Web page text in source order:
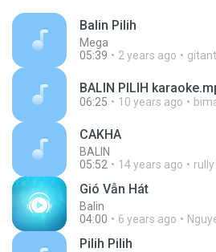
Balin Pilih
Mega
05:39
2 years ago
BALIN PILIH
06:25 10 years ago
CAKHA
BALIN
05:52
14 years ago rully
Gió Vẫn Hát
Balin
04:00
6 years ago
Pilih Pilih